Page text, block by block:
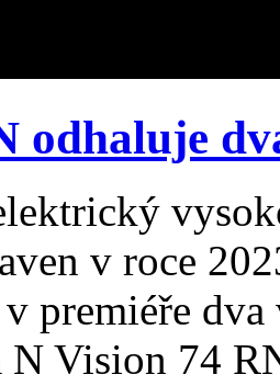
odhaluje
v roce
premiéře
Vision 74